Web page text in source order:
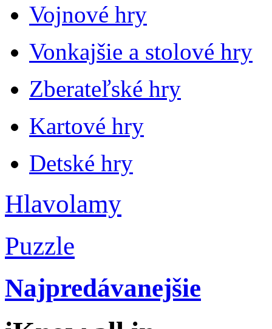
Vojnové hry
Vonkajšie a stolové hry
Zberateľské hry
Kartové hry
Detské hry
Hlavolamy
Puzzle
Najpredávanejšie